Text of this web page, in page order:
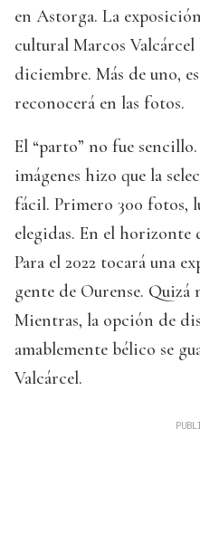
en Astorga. La
cultural Marcos Valcárcel
diciembre. Más de uno,
reconocerá en las fotos.
El “parto” no fue
imágenes hizo que la
fácil. Primero 300 fotos,
elegidas. En el horizonte
Para el 2022 tocará una
gente de Ourense. Quizá
Mientras, la opción de
amablemente bélico se
Valcárcel.